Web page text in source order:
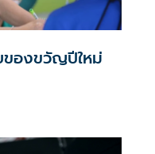
ของขวัญปีใหม่